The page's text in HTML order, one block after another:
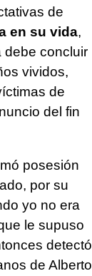
de
en su vida,
debe concluir
vividos,
de
del fin
posesión
por su
yo no era
le supuso
detectó
de Alberto